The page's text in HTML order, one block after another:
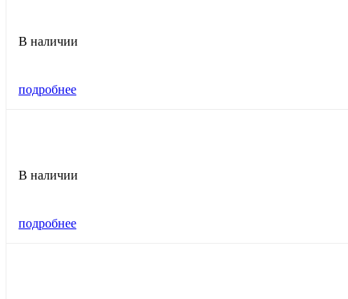
В наличии
подробнее
В наличии
подробнее